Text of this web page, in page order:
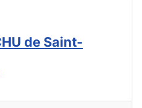
de Saint-